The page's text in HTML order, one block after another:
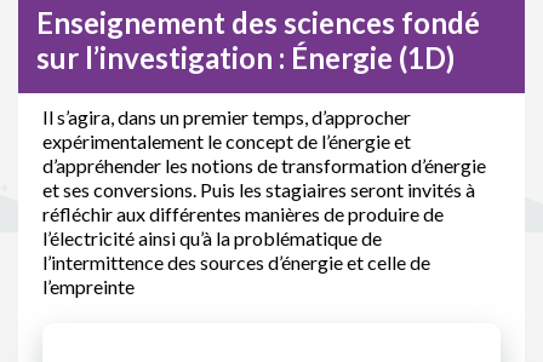
Enseignement des sciences fondé
sur l’investigation : Énergie (1D)
Il s’agira, dans un premier temps, d’approcher
expérimentalement le concept de l’énergie et
d’appréhender les notions de transformation d’énergie
et ses conversions. Puis les stagiaires seront invités à
réfléchir aux différentes manières de produire de
l’électricité ainsi qu’à la problématique de
l’intermittence des sources d’énergie et celle de
l’empreinte